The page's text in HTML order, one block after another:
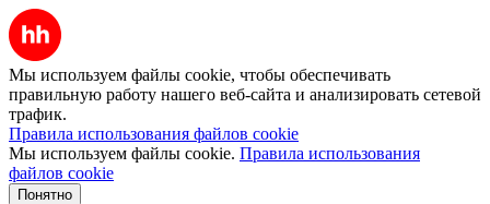
Мы используем файлы cookie, чтобы обеспечивать
правильную работу нашего веб-сайта и анализировать сетевой
трафик.
Правила использования файлов cookie
Мы используем файлы cookie. Правила использования
файлов cookie
Понятно